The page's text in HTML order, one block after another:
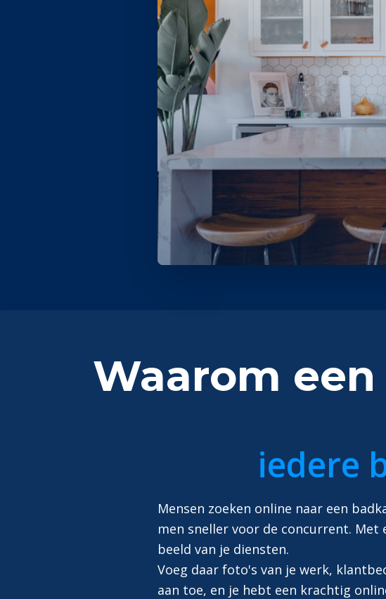
Waarom
iedere
Mensen zoeken online naar een
men sneller voor de concurrent.
beeld van je diensten.
Voeg daar foto's van je werk,
aan toe, en je hebt een krachtig